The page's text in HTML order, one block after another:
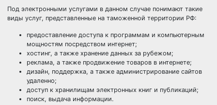
Под электронными услугами в данном случае понимают такие
виды услуг, представленные на таможенной территории РФ:
предоставление доступа к программам и компьютерным
мощностям посредством интернет;
хостинг, а также хранение данных за рубежом;
реклама, а также продвижение товаров в интернете;
дизайн, поддержка, а также администрирование сайтов
удаленно;
доступ к хранилищам электронных книг и публикаций;
поиск, выдача информации.